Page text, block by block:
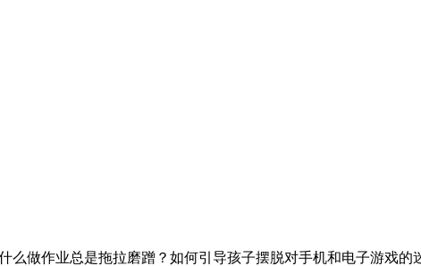
么做作业总是拖拉磨蹭？如何引导孩子摆脱对手机和电子游戏